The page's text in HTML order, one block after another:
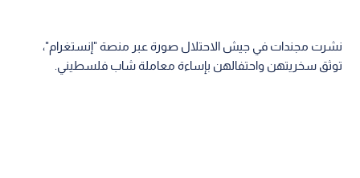
نشرت مجندات في جيش الاحتلال صورة عبر منصة "إنستغرام"،
توثق سخريتهن واحتفالهن بإساءة معاملة شاب فلسطيني.